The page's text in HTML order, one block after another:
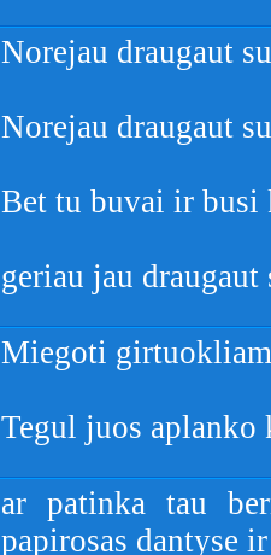
Norejau draugaut
Norejau draugaut
Bet tu buvai ir busi
geriau jau
Miegoti
Tegul juos aplanko
ar patinka tau
papirosas dantyse